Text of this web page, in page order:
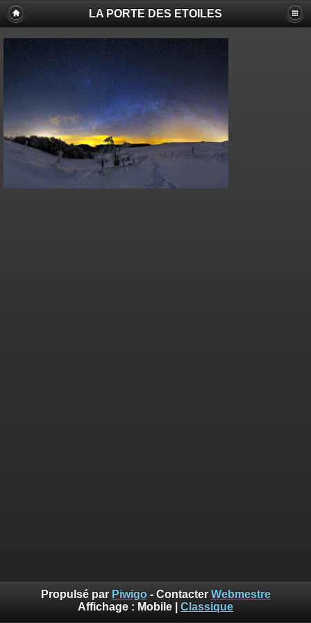
LA PORTE DES ETOILES
Propulsé par Piwigo- Contacter Webmestre
Affichage : Mobile Classique